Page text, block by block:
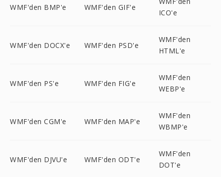
WMF'den BMP'e WMF'den GIF'e
ICO'e
WMF'den DOCX'e WMF'den PSD'e
WMF'den
HTML'e
WMF'den PS'e WMF'den FIG'e
WMF'den
WEBP'e
WMF'den CGM'e WMF'den MAP'e
WMF'den
WBMP'e
WMF'den DJVU'e WMF'den ODT'e
WMF'den
DOT'e